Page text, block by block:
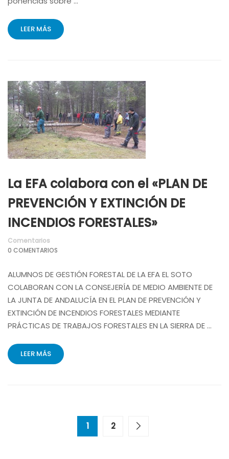
LEER MÁS
La EFA colabora con el «PLAN DE
PREVENCIÓN Y EXTINCIÓN DE
INCENDIOS FORESTALES»
Comentarios
0 COMENTARIOS
ALUMNOS DE GESTIÓN FORESTAL DE LA EFA EL SOTO
COLABORAN CON LA CONSEJERÍA DE MEDIO AMBIENTE DE
LA JUNTA DE ANDALUCÍA EN EL PLAN DE PREVENCIÓN Y
EXTINCIÓN DE INCENDIOS FORESTALES MEDIANTE
PRÁCTICAS DE TRABAJOS FORESTALES EN LA SIERRA DE …
LEER MÁS
1 2